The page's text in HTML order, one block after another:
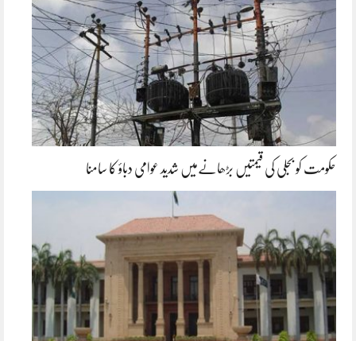
حکومت کو بجلی کی قیمتیں بڑھانےمیں شدید عوامی دباؤ کا سامنا